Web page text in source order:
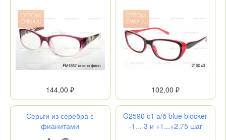
144,00 ₽ 102,00 ₽
Серьги из серебра с
фианитами
родированные - Булавки
G2590 c1 а/б blue blocker
-1...-3 и +1...+2,75 шаг